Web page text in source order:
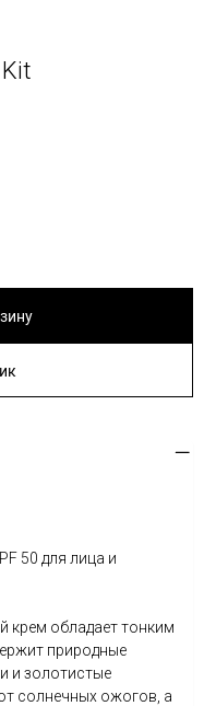
50 для лица и
крем обладает тонким
природные
и золотистые
солнечных ожогов, а